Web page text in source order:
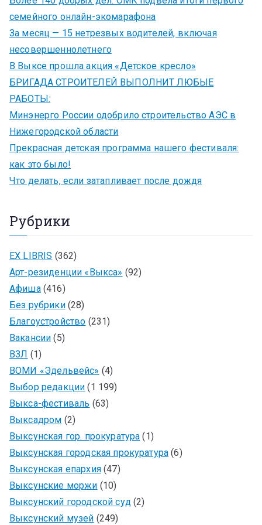
семейного онлайн-экомарафона
За месяц — 15 нетрезвых водителей, включая
несовершеннолетнего
В Выксе прошла акция «Детское кресло»
БРИГАДА СТРОИТЕЛЕЙ ВЫПОЛНИТ ЛЮБЫЕ
РАБОТЫ:
Минэнерго России одобрило строительство АЭС в
Нижегородской области
Прекрасная детская программа нашего фестиваля:
как это было!
Что делать, если затапливает после дождя
Рубрики
EX LIBRIS (362)
Арт-резиденции «Выкса» (92)
Афиша(416)
Без рубрики(28)
Благоустройство (231)
Вакансии (5)
ВЗЛ (1)
ВОМИ «Эдельвейс» (4)
Выбор редакции (1 199)
Выкса-фестиваль (63)
Выксадром (2)
Выксунская гор. прокуратура (1)
Выксунская городская прокуратура (6)
Выксунская епархия(47)
Выксунские моржи (10)
Выксунский городской суд(2)
Выксунский музей (249)